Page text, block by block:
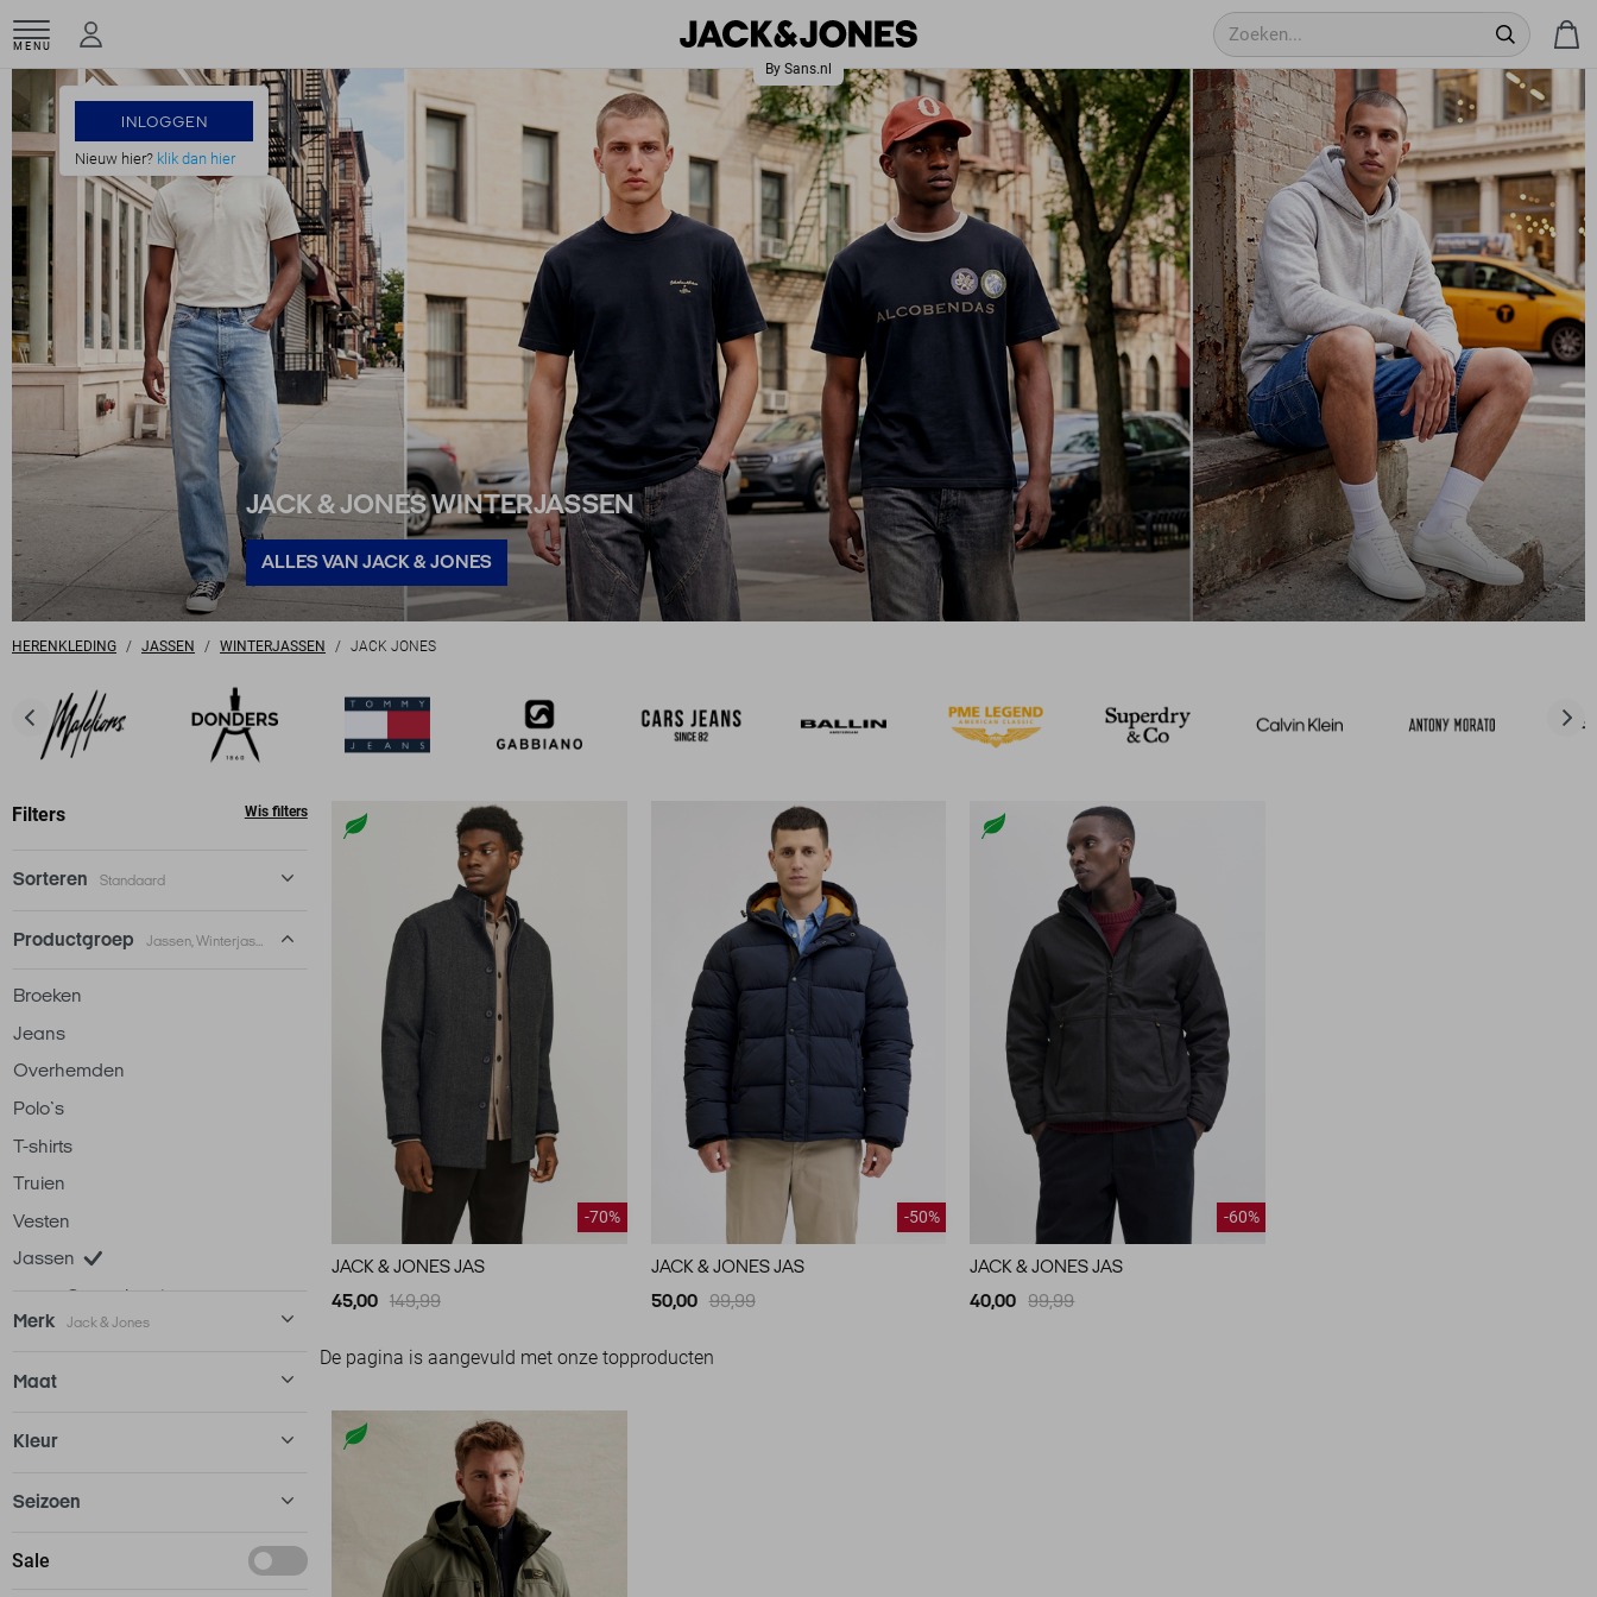
MENU
INLOGGEN
Nieuw hier? klik dan hier
JACK & JONES WINTERJASSEN
ALLES VAN JACK & JONES
HERENKLEDING JASSEN WINTERJASSEN JACK JONES
Filters Wis filters
Sorteren Standaard
Standaard
Productgroep Jassen, Winterjassen
Broeken
Jeans
Overhemden
Polo`s
T-shirts
Truien
Vesten
Jassen
Capuchon jassen
Gewatteerde jassen
Accessoires
Merk Jack & Jones
Antony Morato 3
Calvin Klein
Cars
Donders
Maat
S
Kleur
Blauw
Seizoen
Basics
Sale
-70%
JACK & JONES JAS
45,00 149,99
-50%
JACK & JONES JAS
50,00 99,99
-60%
JACK & JONES JAS
40,00 99,99
De pagina is aangevuld met onze topproducten